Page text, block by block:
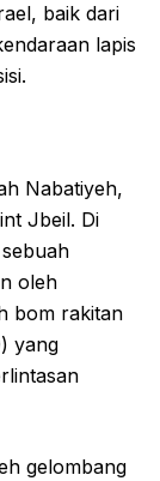
baik dari
lapis
Nabatiyeh,
Jbeil. Di
oleh
bom rakitan
yang
gelombang